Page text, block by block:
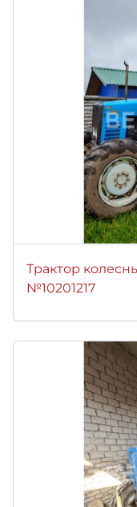
Трактор
№10201217